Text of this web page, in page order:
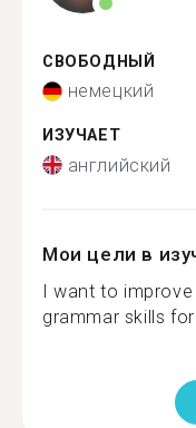
СВОБОДНЫЙ
немецкий
ИЗУЧАЕТ
английский
Мои цели в
I want to
grammar skills for